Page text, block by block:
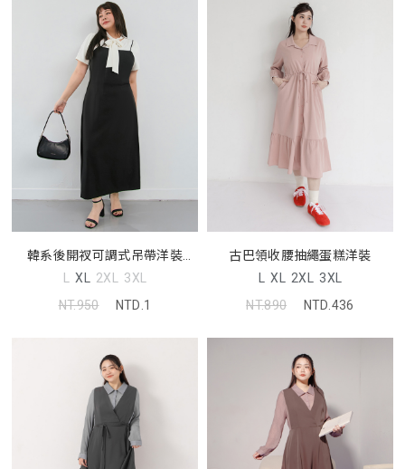
韓系後開衩可調式吊帶洋裝
MISS
L XL 2XL 3XL
NT.950
NTD.1
古巴領收腰抽繩蛋糕洋裝
L XL 2XL 3XL
NT.890
NTD.436